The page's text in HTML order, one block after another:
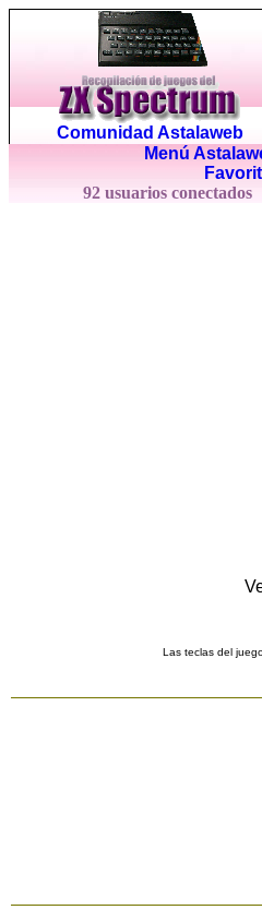
Comunidad Astalaweb
Menú
92 usuarios conectados
Las teclas del